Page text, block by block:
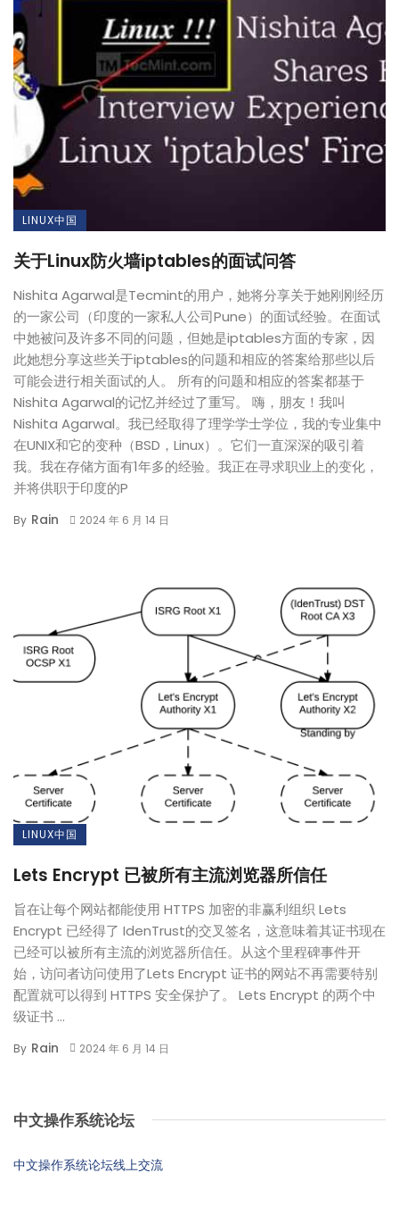
LINUX中国
关于Linux防火墙iptables的面试问答
Nishita Agarwal是Tecmint的用户，她将分享关于她刚刚经历
的一家公司（印度的一家私人公司Pune）的面试经验。在面试
中她被问及许多不同的问题，但她是iptables方面的专家，因
此她想分享这些关于iptables的问题和相应的答案给那些以后
可能会进行相关面试的人。 所有的问题和相应的答案都基于
Nishita Agarwal的记忆并经过了重写。 嗨，朋友！我叫
Nishita Agarwal。我已经取得了理学学士学位，我的专业集中
在UNIX和它的变种（BSD，Linux）。它们一直深深的吸引着
我。我在存储方面有1年多的经验。我正在寻求职业上的变化，
并将供职于印度的P
By Rain 2024 年 6 月 14 日
LINUX中国
Lets Encrypt 已被所有主流浏览器所信任
旨在让每个网站都能使用 HTTPS 加密的非赢利组织 Lets
Encrypt 已经得了 IdenTrust的交叉签名，这意味着其证书现在
已经可以被所有主流的浏览器所信任。从这个里程碑事件开
始，访问者访问使用了Lets Encrypt 证书的网站不再需要特别
配置就可以得到 HTTPS 安全保护了。 Lets Encrypt 的两个中
级证书 ...
By Rain 2024 年 6 月 14 日
中文操作系统论坛
中文操作系统论坛线上交流